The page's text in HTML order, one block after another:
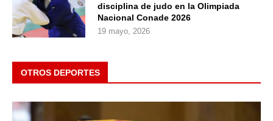
disciplina de judo en la Olimpiada
Nacional Conade 2026
19 mayo, 2026
OTROS DEPORTES